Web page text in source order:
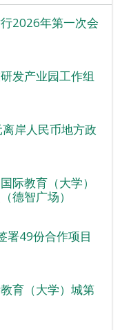
2026年第一次会
发产业园工作组
岸人民币地方政
际教育（大学）
德智广场）
署49份合作项目
育（大学）城第